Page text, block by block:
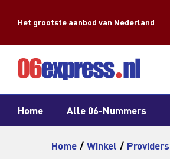
Het grootste aanbod van Nederland
Home Alle 06-Nummers
Home / Winkel / Providers